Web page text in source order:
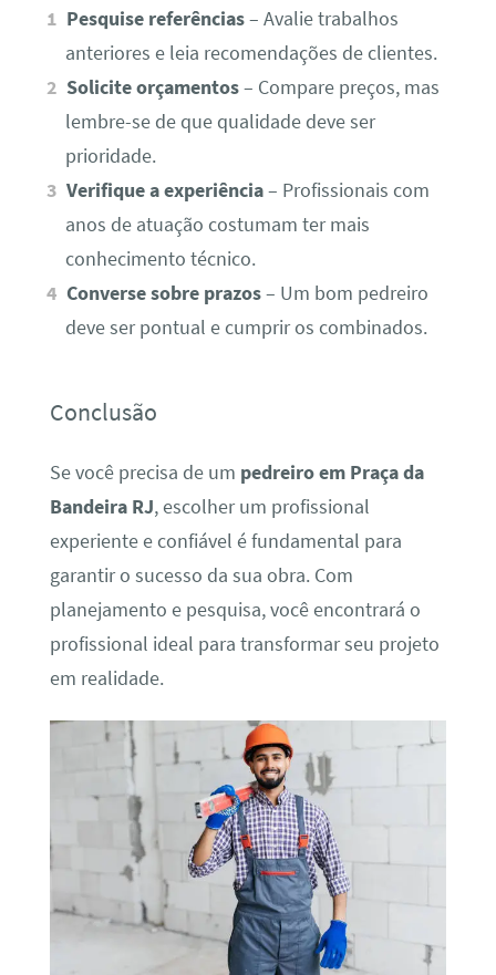
Pesquise referências– Avalie trabalhos
anteriores e leia recomendações de clientes.
Solicite orçamentos– Compare preços, mas
lembre-se de que qualidade deve ser
prioridade.
Verifique a experiência– Profissionais com
anos de atuação costumam ter mais
conhecimento técnico.
Converse sobre prazos– Um bom pedreiro
deve ser pontual e cumprir os combinados.
Conclusão
Se você precisa de um pedreiro em Praça da
Bandeira RJ, escolher um profissional
experiente e confiável é fundamental para
garantir o sucesso da sua obra. Com
planejamento e pesquisa, você encontrará o
profissional ideal para transformar seu projeto
em realidade.